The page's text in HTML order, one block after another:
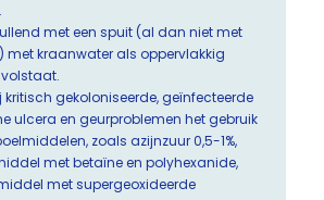
met een spuit (al dan niet met
met kraanwater als oppervlakkig
kritisch gekoloniseerde, geïnfecteerde
ulcera en geurproblemen het gebruik
zoals azijnzuur 0,5-1%,
met betaïne en polyhexanide,
met supergeoxideerde